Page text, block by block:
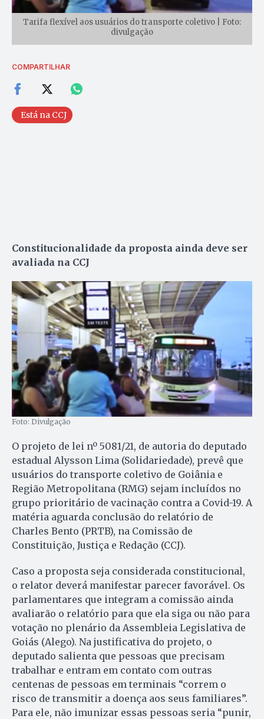
Tarifa flexível aos usuários do transporte coletivo | Foto:
divulgação
COMPARTILHAR
Está na CCJ
Constitucionalidade da proposta ainda deve ser
avaliada na CCJ
Foto: Divulgação
O projeto de lei nº 5081/21, de autoria do deputado
estadual Alysson Lima (Solidariedade), prevê que
usuários do transporte coletivo de Goiânia e
Região Metropolitana (RMG) sejam incluídos no
grupo prioritário de vacinação contra a Covid-19. A
matéria aguarda conclusão do relatório de
Charles Bento (PRTB), na Comissão de
Constituição, Justiça e Redação (CCJ).
Caso a proposta seja considerada constitucional,
o relator deverá manifestar parecer favorável. Os
parlamentares que integram a comissão ainda
avaliarão o relatório para que ela siga ou não para
votação no plenário da Assembleia Legislativa de
Goiás (Alego). Na justificativa do projeto, o
deputado salienta que pessoas que precisam
trabalhar e entram em contato com outras
centenas de pessoas em terminais “correm o
risco de transmitir a doença aos seus familiares”.
Para ele, não imunizar essas pessoas seria “punir,